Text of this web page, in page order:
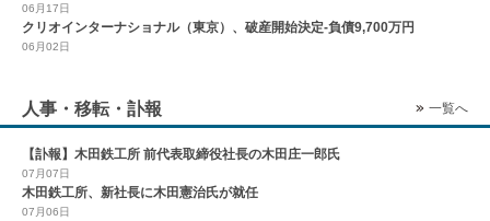
06月17日
クリオインターナショナル（東京）、破産開始決定-負債9,700万円
06月02日
人事・移転・訃報 一覧へ
【訃報】木田鉄工所 前代表取締役社長の木田庄一郎氏
07月07日
木田鉄工所、新社長に木田憲治氏が就任
07月06日